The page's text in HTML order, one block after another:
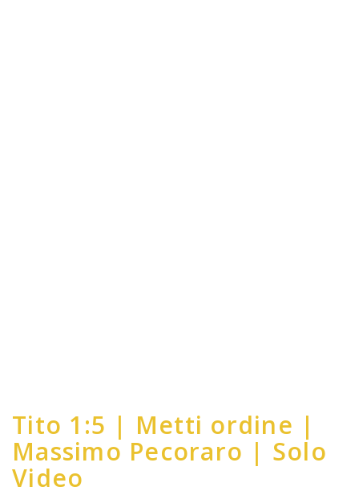
Tito 1:5 | Metti ordine |
Massimo Pecoraro | Solo
Video